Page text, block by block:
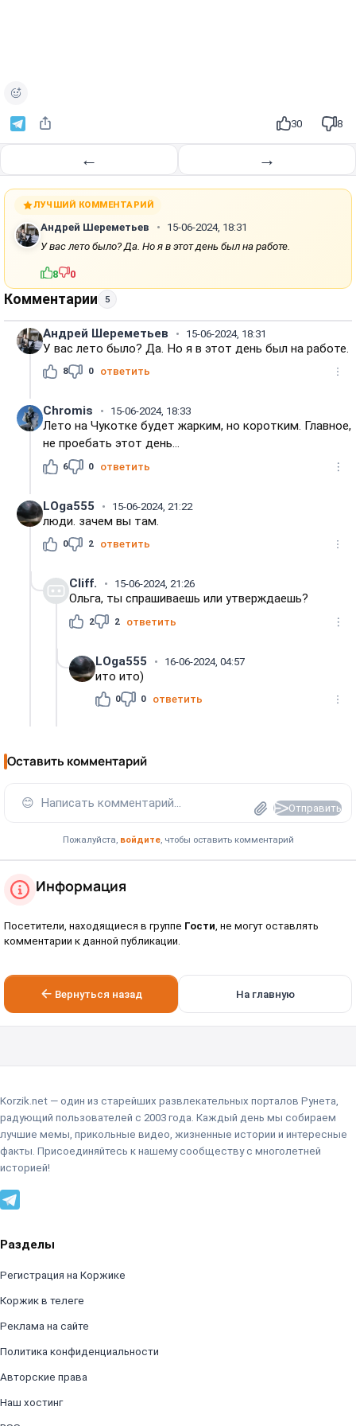
30 8
← →
ЛУЧШИЙ КОММЕНТАРИЙ
Андрей Шереметьев
15-06-2024, 18:31
У вас лето было? Да. Но я в этот день был на работе.
8 0
Комментарии 5
Андрей Шереметьев 15-06-2024, 18:31
У вас лето было? Да. Но я в этот день был на работе.
8 0 ответить
Chromis 15-06-2024, 18:33
Лето на Чукотке будет жарким, но коротким. Главное,
не проебать этот день...
6 0 ответить
LOga555 15-06-2024, 21:22
люди. зачем вы там.
0 2 ответить
Cliff. 15-06-2024, 21:26
Ольга, ты спрашиваешь или утверждаешь?
2 2 ответить
LOga555 16-06-2024, 04:57
ито ито)
0 0 ответить
Оставить комментарий
😊 Написать комментарий... Отправить
Пожалуйста, войдите, чтобы оставить комментарий
Информация
Посетители, находящиеся в группе Гости, не могут оставлять
комментарии к данной публикации.
Вернуться назад На главную
Korzik.net — один из старейших развлекательных порталов Рунета,
радующий пользователей с 2003 года. Каждый день мы собираем
лучшие мемы, прикольные видео, жизненные истории и интересные
факты. Присоединяйтесь к нашему сообществу с многолетней
историей!
Разделы
Регистрация на Коржике
Коржик в телеге
Реклама на сайте
Политика конфиденциальности
Авторские права
Наш хостинг